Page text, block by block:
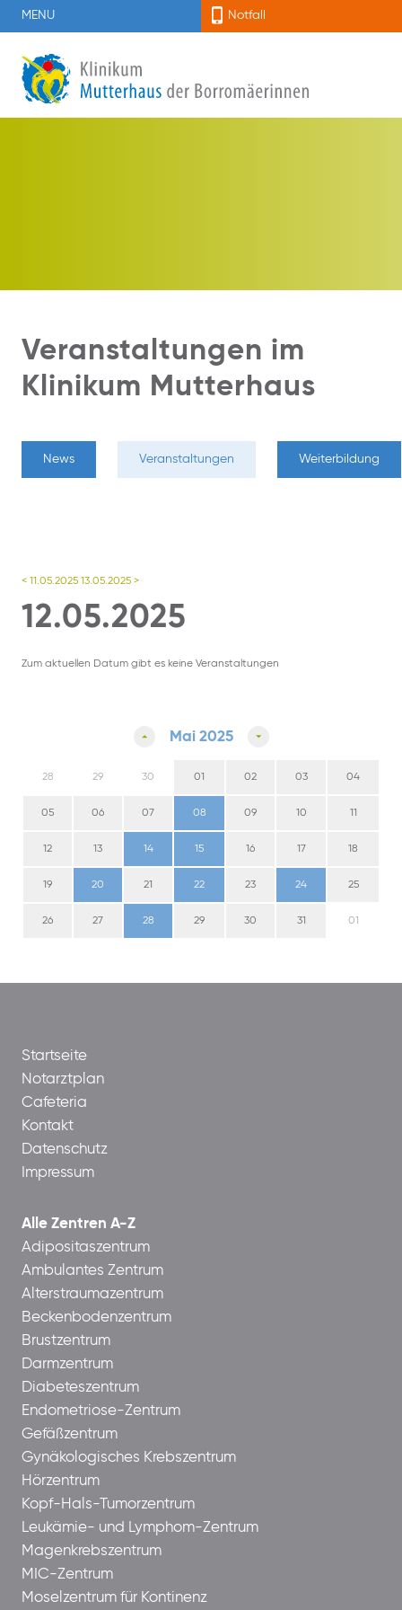
MENU Notfall
Veranstaltungen im
Klinikum Mutterhaus
News Veranstaltungen Weiterbildung
< 11.05.2025 13.05.2025 >
12.05.2025
Zum aktuellen Datum gibt es keine Veranstaltungen
Mai 2025
28 29 30 01 02 03 04
05 06 07 08 09 10 11
12 13 14 15 16 17 18
19 20 21 22 23 24 25
26 27 28 29 30 31 01
Startseite
Notarztplan
Cafeteria
Kontakt
Datenschutz
Impressum
Alle Zentren A-Z
Adipositaszentrum
Ambulantes Zentrum
Alterstraumazentrum
Beckenbodenzentrum
Brustzentrum
Darmzentrum
Diabeteszentrum
Endometriose-Zentrum
Gefäßzentrum
Gynäkologisches Krebszentrum
Hörzentrum
Kopf-Hals-Tumorzentrum
Leukämie- und Lymphom-Zentrum
Magenkrebszentrum
MIC-Zentrum
Moselzentrum für Kontinenz